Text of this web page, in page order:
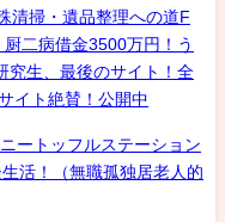
清掃・遺品整理への道F
二病借金3500万円！う
究生、最後のサイト！全
イト絶賛！公開中
ートッフルステーション
活！（無職孤独居老人的